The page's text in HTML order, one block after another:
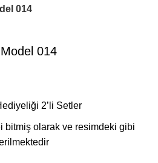
014
014
2’li Setler
bitmiş olarak ve resimdeki gibi